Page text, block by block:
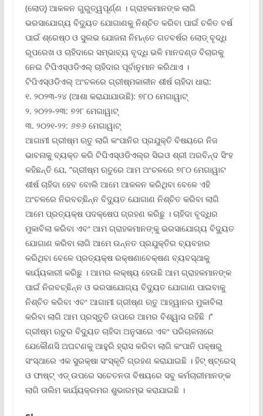
(ଲୋଡ୍‌) ଆକଳନ ଗୁରୁତ୍ୱପୂର୍ଣ୍ଣ । ଗ୍ରାହକମାନଙ୍କ ଲାଗି
ଭରସାଯୋଗ୍ୟ ବିଦ୍ୟୁତ ଯୋଗାଣକୁ ନିଶ୍ଚିତ କରିବା ପାଇଁ ଚଳିତ ବର୍ଷ
ପାଇଁ ଶ୍ରେଷ୍ଠ ଓ ସୁଲଭ ଯୋଜନା ନିମନ୍ତେ ଗତବର୍ଷର ଲୋଡ୍ ବୃଦ୍ଧି
ରୂପରେଖ ଓ ଚାହିଦାରେ ସମ୍ଭାବ୍ୟ ବୃଦ୍ଧି ଭଳି ମାନଦଣ୍ଡ ବିଚାରକୁ
ନେଇ ଟିପିଏସ୍‌ଓଡିଏଲ୍ ଚାହିଦାର ପୂର୍ବାନୁମାନ କରିଥାଏ ।
ଟିପିଏସ୍‌ଓଡିଏଲ୍ ଅଂଚଳରେ ଗ୍ରୀଷ୍ମକାଳୀନ ଶୀର୍ଷ ଚାହିଦା ଧାରା:
୧. ୨୦୨୩-୨୪ (ଆଶା କରାଯାଯାଉଛି): ୭୮୦ ମେଗାୱାଟ୍‌
୨. ୨୦୨୨-୨୩: ୭୨୮ ମେଗାୱାଟ୍‌
୩. ୨୦୨୧-୨୨: ୬୭୬ ମେଗାୱାଟ୍‌
ଆଗାମୀ ଗ୍ରୀଷ୍ମ ଋତୁ ଲାଗି କଂପାନିର ପ୍ରଯୁକ୍ତି ବିଷୟରେ ନିଜ
ଭାବନାକୁ ବ୍ୟକ୍ତ କରି ଟିପିଏସ୍‌ଓଡିଏଲ୍‌ର ସିଇଓ ଶ୍ରୀ ଅରବିନ୍ଦ ସିଂହ
କହିଛନ୍ତି ଯେ, “ଗ୍ରୀଷ୍ମ ଋତୁରେ ଆମ ଅଂଚଳରେ ୭୮୦ ମେଗାୱାଟ
ଶୀର୍ଷ ଚାହିଦା ହେବ ବୋଲି ଆମେ ଆକଳନ କରିଥିବା ବେଳେ ଏହି
ଅଂଚଳରେ ନିରବଚ୍ଛିନ୍ନ ବିଦ୍ୟୁତ ଯୋଗାଣ ନିଶ୍ଚିତ କରିବା ଲାଗି
ଆମେ ପ୍ରତ୍ୟକ୍ଷ ପଦକ୍ଷେପ ଗ୍ରହଣ କରିଛୁ । ଚାହିଦା ବୃଦ୍ଧିର
ମୁକାବିଲା କରିବା ଏବଂ ଆମ ଗ୍ରାହକମାନଙ୍କୁ ଭରସାଯୋଗ୍ୟ ବିଦ୍ୟୁତ
ଯୋଗାଣ କରିବା ଲାଗି ଆମେ ଉନ୍ନତ ପ୍ରଯୁକ୍ତିର ବ୍ୟବହାର
କରିଥିବା ବେଳେ ପ୍ରତ୍ୟକ୍ଷ ରକ୍ଷଣାବେକ୍ଷଣ ବ୍ୟବସ୍ଥାକୁ
କାର୍ଯ୍ୟକାରୀ କରିଛୁ । ଆମର ଲକ୍ଷ୍ୟ ହେଉଛି ଆମ ଗ୍ରାହକମାନଙ୍କ
ପାଇଁ ନିରବଚ୍ଛିନ୍ନ ଓ ଭରସାଯୋଗ୍ୟ ବିଦ୍ୟୁତ ଯୋଗାଣ ପାଇବାକୁ
ନିଶ୍ଚିତ କରିବା ଏବଂ ଆଗାମୀ ଗ୍ରୀଷ୍ଣ ଋତୁ ଆହ୍ୱାନର ମୁକାବିଲା
କରିବା ଲାଗି ଆମ ପ୍ରସ୍ତୁତି ଉପରେ ଆମର ବିଶ୍ୱାସ ରହିଛି ।’’
ଗ୍ରୀଷ୍ମ ଋତୁର ବିଦ୍ୟୁତ ଚାହିଦା ଅନୁସାରେ ଏବଂ ପରିଚାଳନାରେ
ଯେକୌଣସି ଅଘଟଣକୁ ଆହୁରି ହ୍ରାସ କରିବା ଲାଗି କଂପାନି ପକ୍ଷରୁ
ସଂସ୍ଥାରେ ଏକ ସୁରକ୍ଷା ସଂସ୍କୃତି ଗ୍ରହଣ କରାଯାଇଛି । ହିଟ୍ ଷ୍ଟ୍ରେସ୍
ଓ ଫାଷ୍ଟ୍ ଏଡ୍ ଉପରେ ସଚେତନତା ବିଷୟରେ ସବୁ କର୍ମଚାରୀମାନଙ୍କ
ଲାଗି ତାଲିମ କାର୍ଯ୍ୟକ୍ରମର ଶୁଭାରମ୍ଭ କରାଯାଇଛି ।